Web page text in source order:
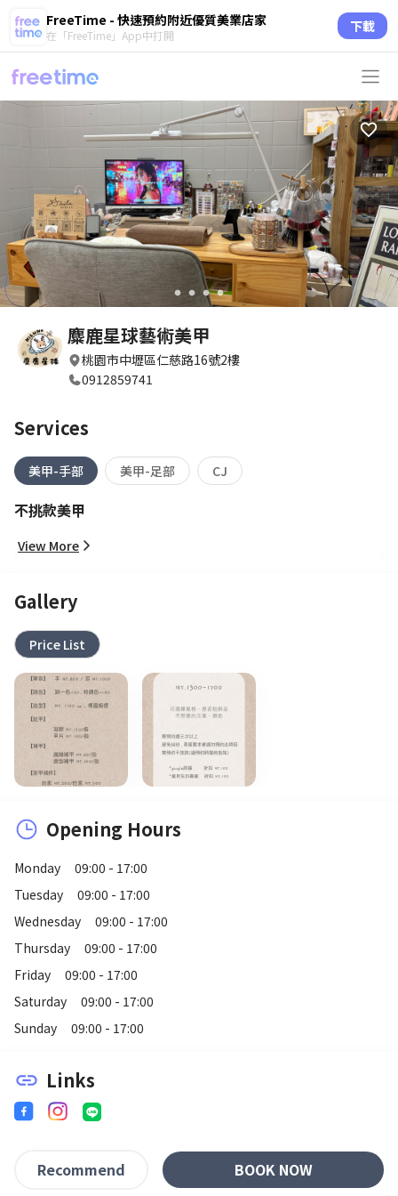
FreeTime - 快速預約附近優質美業店家
在「FreeTime」App中打開 下載
circle circle circle circle
麋鹿星球藝術美甲
桃園市中壢區仁慈路16號2樓
0912859741
Services
美甲-手部 美甲-足部 CJ
不挑款美甲
View More
Gallery
Price List
Opening Hours
Monday
09:00 - 17:00
Tuesday
09:00 - 17:00
Wednesday
09:00 - 17:00
Thursday
09:00 - 17:00
Friday
09:00 - 17:00
Saturday
09:00 - 17:00
Sunday
09:00 - 17:00
link Links
Recommend BOOK NOW